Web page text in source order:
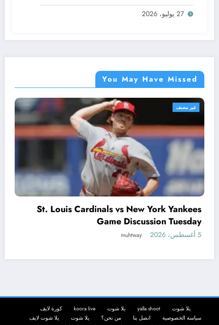
27 يوليو، 2026
You May Have Missed
غير مصنف
Yankees
Flock Cameras Explained: How
Plate
muhtway
يلا شوت yalla shoot يلا شوت koora live
كورة لايف
سياسة الخصوصية
اتصل بنا من نحن؟ يلا شوت
يلا شوت لايف
yalla shoot
yalla shoot كورة لايف kora live افلام calculator